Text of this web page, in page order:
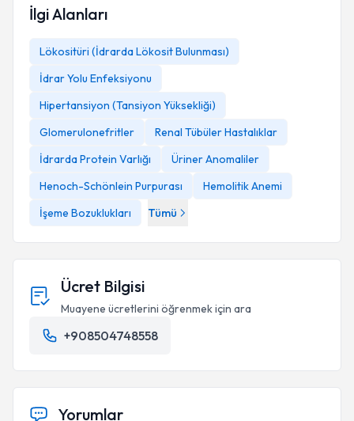
İlgi Alanları
Lökositüri (İdrarda Lökosit Bulunması)
İdrar Yolu Enfeksiyonu
Hipertansiyon (Tansiyon Yüksekliği)
Glomerulonefritler
Renal Tübüler Hastalıklar
İdrarda Protein Varlığı
Üriner Anomaliler
Henoch-Schönlein Purpurası
Hemolitik Anemi
İşeme Bozuklukları
Tümü
Ücret Bilgisi
Muayene ücretlerini öğrenmek için ara
+908504748558
Yorumlar